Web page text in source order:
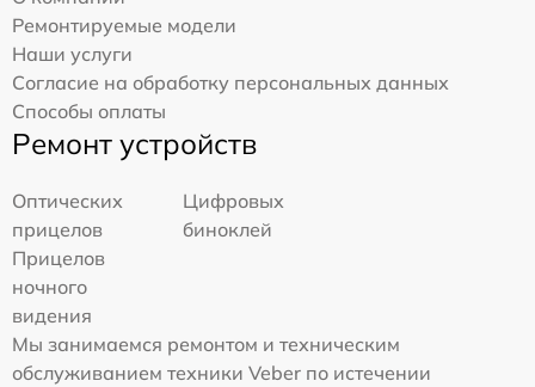
Ремонтируемые модели
Наши услуги
Согласие на обработку персональных данных
Способы оплаты
Ремонт устройств
Оптических
прицелов
Цифровых
биноклей
Прицелов
ночного
видения
Мы занимаемся ремонтом и техническим
обслуживанием техники Veber по истечении